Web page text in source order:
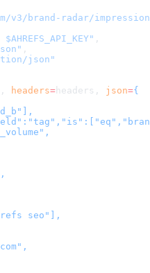
v3/brand-radar/
,
,
json"
headers= headers , json={
seo"],